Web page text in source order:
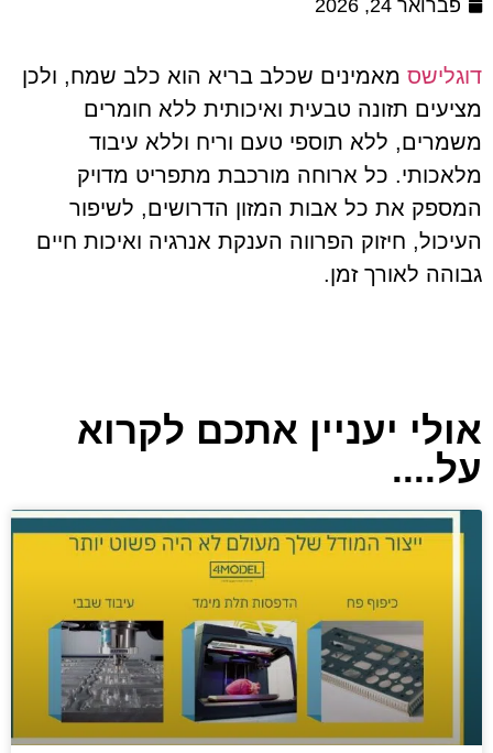
פברואר 24, 2026
דוגלישס מאמינים שכלב בריא הוא כלב שמח, ולכן
מציעים תזונה טבעית ואיכותית ללא חומרים
משמרים, ללא תוספי טעם וריח וללא עיבוד
מלאכותי. כל ארוחה מורכבת מתפריט מדויק
המספק את כל אבות המזון הדרושים, לשיפור
העיכול, חיזוק הפרווה הענקת אנרגיה ואיכות חיים
גבוהה לאורך זמן.
אולי יעניין אתכם לקרוא
על....